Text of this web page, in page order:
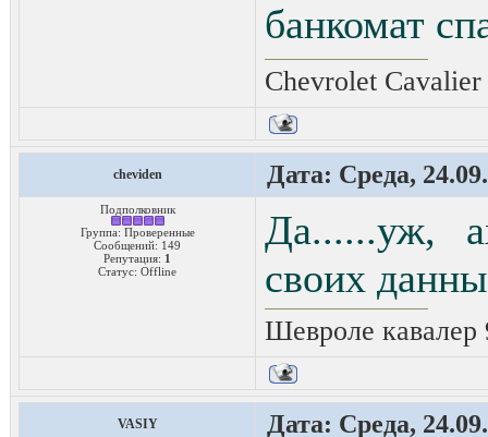
банкомат
Chevrolet
cheviden Дата: Среда,
Подполковник
Группа: Проверенные
Сообщений: 149
Репутация: 1
Статус: Offline
Да......уж,
своих
Шевроле кавалер
VASIY Дата: Среда,